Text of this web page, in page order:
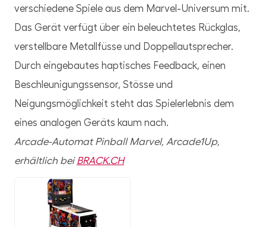
verschiedene Spiele aus dem Marvel-Universum mit.
Das Gerät verfügt über ein beleuchtetes Rückglas,
verstellbare Metallfüsse und Doppellautsprecher.
Durch eingebautes haptisches Feedback, einen
Beschleunigungssensor, Stösse und
Neigungsmöglichkeit steht das Spielerlebnis dem
eines analogen Geräts kaum nach.
Arcade-Automat Pinball Marvel, Arcade1Up,
erhältlich beiBRACK.CH